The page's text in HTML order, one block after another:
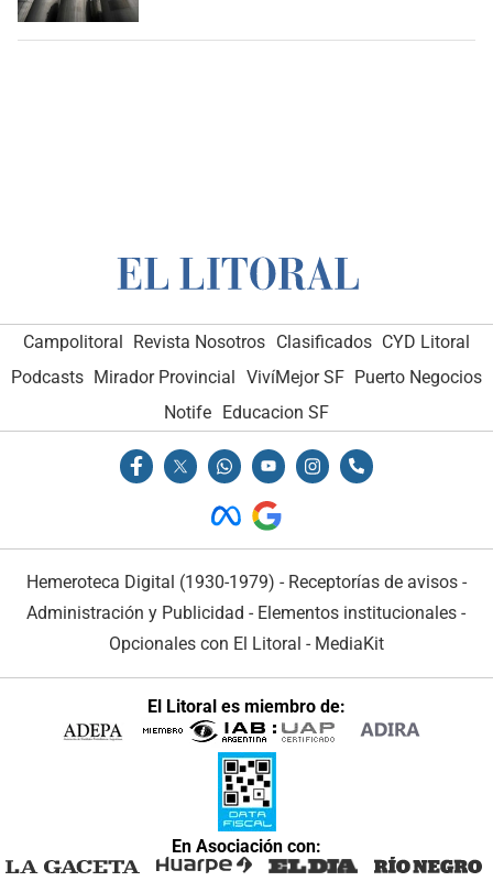
Campolitoral Revista Nosotros Clasificados CYD Litoral
Podcasts Mirador Provincial VivíMejor SF Puerto Negocios
Notife
Educacion SF
Hemeroteca Digital (1930-1979) - Receptorías de avisos -
Administración y Publicidad - Elementos institucionales -
Opcionales con El Litoral - MediaKit
El Litoral es miembro de:
En Asociación con: